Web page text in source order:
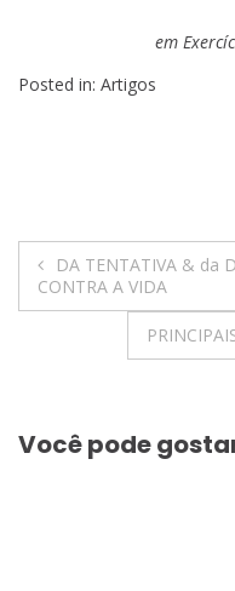
em
Posted in: Artigos
Navegação
de
DA TENTATIVA & da
CONTRA A VIDA
Você pode